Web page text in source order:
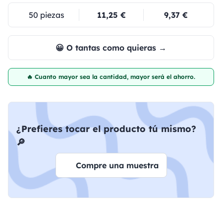
50 piezas 11,25 € 9,37 €
😀 O tantas como quieras →
🔥 Cuanto mayor sea la cantidad, mayor será el ahorro.
¿Prefieres tocar el producto tú mismo?
🔎
Compre una muestra